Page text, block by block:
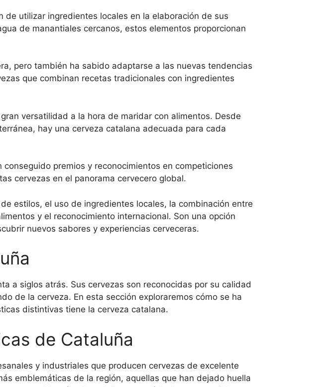
de utilizar ingredientes locales en la elaboración de sus
de manantiales cercanos, estos elementos proporcionan
pero también ha sabido adaptarse a las nuevas tendencias
que combinan recetas tradicionales con ingredientes
versatilidad a la hora de maridar con alimentos. Desde
hay una cerveza catalana adecuada para cada
conseguido premios y reconocimientos en competiciones
cervezas en el panorama cervecero global.
estilos, el uso de ingredientes locales, la combinación entre
y el reconocimiento internacional. Son una opción
nuevos sabores y experiencias cerveceras.
a siglos atrás. Sus cervezas son reconocidas por su calidad
de la cerveza. En esta sección exploraremos cómo se ha
distintivas tiene la cerveza catalana.
de Cataluña
y industriales que producen cervezas de excelente
emblemáticas de la región, aquellas que han dejado huella